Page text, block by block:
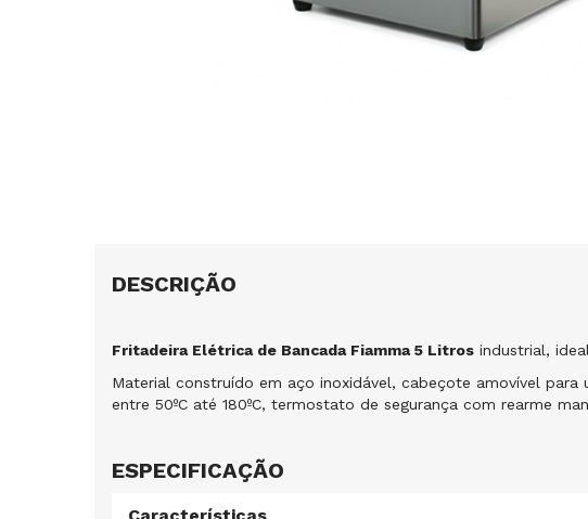
DESCRIÇÃO
Fritadeira Elétrica de Bancada Fiamma 5 Litros industrial,
Material construído em aço inoxidável, cabeçote amovível
entre 50ºC até 180ºC, termostato de segurança com rearme
ESPECIFICAÇÃO